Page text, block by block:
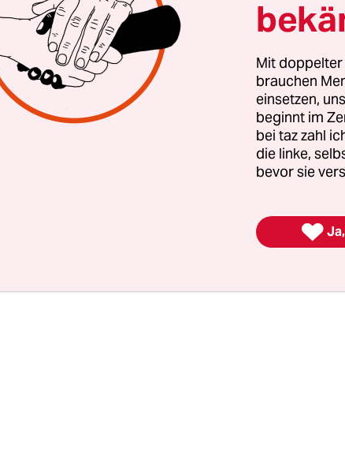
davon aus, dass insgesamt etwa 5,7
Euro) hierfür bereitgestellt werden
Allein der Abriss der Kraftwerksblöcke
Milliarden Euro zu Buche schlagen,
sei für Entschädigungszahlungen
Mit
brauchen
einsetzen,
beginnt im
bei taz zahl
die linke,
bevor sie
